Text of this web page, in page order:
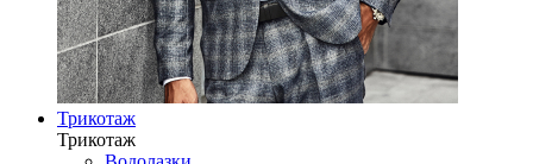
Трикотаж
Трикотаж